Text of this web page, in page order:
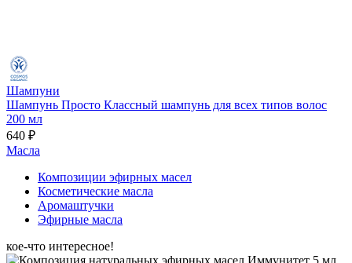
Шампуни
Шампунь Просто Классный шампунь для всех типов волос
200 мл
640 ₽
Масла
Композиции эфирных масел
Косметические масла
Аромаштучки
Эфирные масла
кое-что интересное!